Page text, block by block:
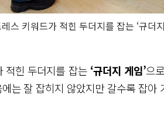
스 키워드가 적힌 두더지를 잡는 ‘규더
적힌 두더지를 잡는 ‘규더지 게임’으
는 잘 잡히지 않았지만 갈수록 잡아